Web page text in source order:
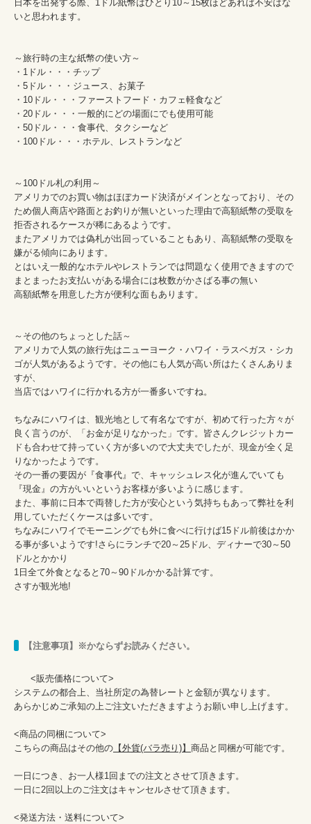
日本を出発する際、1ドル紙幣はひとり10～15枚ほどあれば不安はな
いと思われます。
～旅行時の主な紙幣の使い方～
・1ドル・・・チップ
・5ドル・・・ジュース、お菓子
・10ドル・・・ファーストフード・カフェ軽食など
・20ドル・・・一般的にどの場面にでも使用可能
・50ドル・・・食事代、タクシーなど
・100ドル・・・ホテル、レストランなど
～100ドル札の利用～
アメリカでのお買い物はほぼカード決済がメインとなっており、その
ため個人商店や路面とお釣りが無いといった理由で高額紙幣の受取を
拒否されるケースが稀にあるようです。
またアメリカでは偽札が出回っていることもあり、高額紙幣の受取を
嫌がる傾向にあります。
とはいえ一般的なホテルやレストランでは問題なく使用できますので
まとまったお支払いがある場合には枚数がかさばる事の無い
高額紙幣を用意した方が便利な面もあります。
～その他のちょっとした話～
アメリカで人気の旅行先はニューヨーク・ハワイ・ラスベガス・シカ
ゴが人気があるようです。その他にも人気が高い所はたくさんありま
すが、
当店ではハワイに行かれる方が一番多いですね。
ちなみにハワイは、観光地として有名なですが、初めて行った方々が
良く言うのが、「お金が足りなかった」です。皆さんクレジットカー
ドも合わせて持っていく方が多いので大丈夫でしたが、現金が全く足
りなかったようです。
その一番の要因が『食事代』で、キャッシュレス化が進んでいても
『現金』の方がいいというお客様が多いように感じます。
また、事前に日本で両替した方が安心という気持ちもあって弊社を利
用していただくケースは多いです。
ちなみにハワイでモーニングでも外に食べに行けば15ドル前後はかか
る事が多いようです!さらにランチで20～25ドル、ディナーで30～50
ドルとかかり
1日全て外食となると70～90ドルかかる計算です。
さすが観光地!
【注意事項】※かならずお読みください。
システムの都合上、当社所定の為替レートと金額が異なります。
あらかじめご承知の上ご注文いただきますようお願い申し上げます。
<商品の同梱について>
こちらの商品はその他の 【外貨(バラ売り)】 商品と同梱が可能です。
一日につき、お一人様1回までの注文とさせて頂きます。
一日に2回以上のご注文はキャンセルさせて頂きます。
<発送方法・送料について>